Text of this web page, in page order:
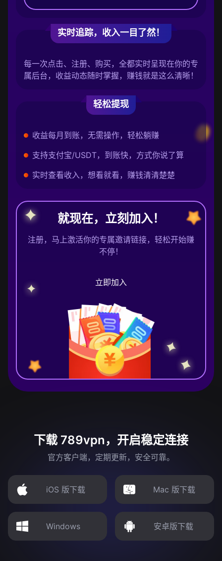
实时追踪，收入一目了然！
每一次点击、注册、购买，全都实时呈现在你的专
属后台，收益动态随时掌握，赚钱就是这么清晰！
轻松提现
收益每月到账，无需操作，轻松躺赚
支持支付宝/USDT，到账快，方式你说了算
实时查看收入，想看就看，赚钱清清楚楚
就现在，立刻加入！
注册，马上激活你的专属邀请链接，轻松开始赚
不停！
立即加入
下载 789vpn，开启稳定连接
官方客户端，定期更新，安全可靠。
iOS 版下载 Mac 版下载
Windows 安卓版下载